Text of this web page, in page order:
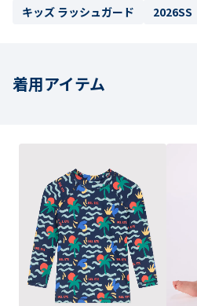
キッズ ラッシュガード
2026SS
着用アイテム